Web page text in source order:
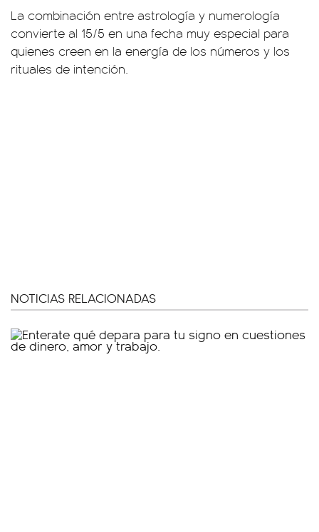
La combinación entre astrología y numerología
convierte al 15/5 en una fecha muy especial para
quienes creen en la energía de los números y los
rituales de intención.
NOTICIAS RELACIONADAS